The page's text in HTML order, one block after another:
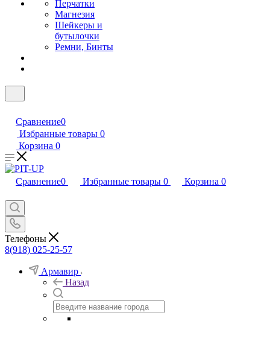
Перчатки
Магнезия
Шейкеры и
бутылочки
Ремни, Бинты
Сравнение0
Избранные товары 0
Корзина 0
Сравнение0 Избранные товары 0 Корзина 0
Телефоны
8(918) 025-25-57
Армавир
Назад